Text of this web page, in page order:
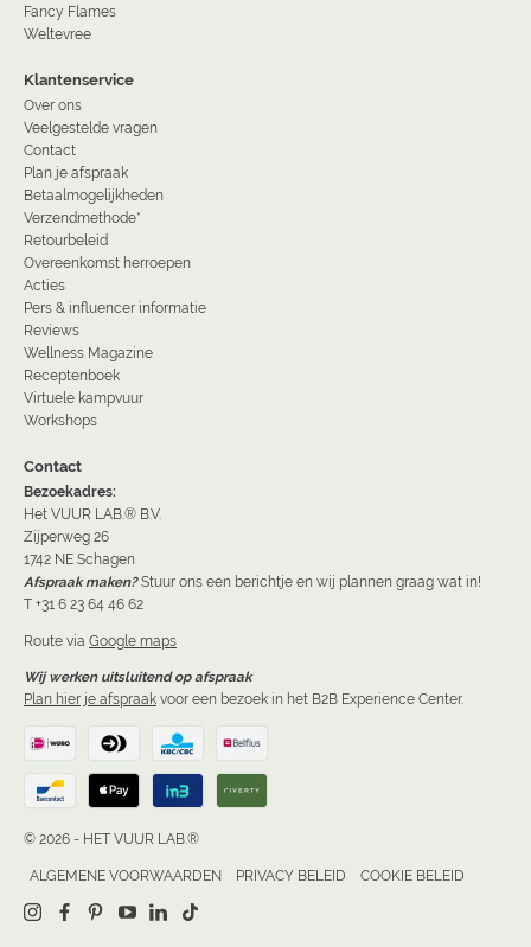
Fancy Flames
Weltevree
Klantenservice
Over ons
Veelgestelde vragen
Contact
Plan je afspraak
Betaalmogelijkheden
Verzendmethode*
Retourbeleid
Overeenkomst herroepen
Acties
Pers & influencer informatie
Reviews
Wellness Magazine
Receptenboek
Virtuele kampvuur
Workshops
Contact
Bezoekadres:
Het VUUR LAB.® B.V.
Zijperweg 26
1742 NE Schagen
Afspraak maken? Stuur ons een berichtje en wij plannen graag wat in!
T +31 6 23 64 46 62
Route via Google maps
Wij werken uitsluitend op afspraak
Plan hier je afspraak voor een bezoek in het B2B Experience Center.
© 2026 - HET VUUR LAB.®
ALGEMENE VOORWAARDEN PRIVACY BELEID COOKIE BELEID